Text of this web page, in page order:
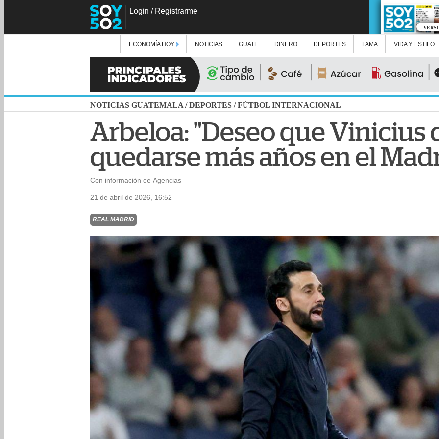
Login / Registrarme
ECONOMÍA HOY NOTICIAS GUATE DINERO DEPORTES FAMA VIDA Y ESTILO
NOTICIAS GUATEMALA /DEPORTES /FÚTBOL INTERNACIONAL
Arbeloa: "Deseo que Vinicius
quedarse más años en el
Con información de Agencias
21 de abril de 2026, 16:52
REAL MADRID